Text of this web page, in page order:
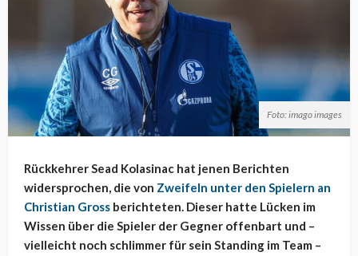
Foto: imago images
Rückkehrer Sead Kolasinac hat jenen Berichten
widersprochen, die von Zweifeln unter den Spielern an
Christian Gross berichteten. Dieser hatte Lücken im
Wissen über die Spieler der Gegner offenbart und –
vielleicht noch schlimmer für sein Standing im Team –